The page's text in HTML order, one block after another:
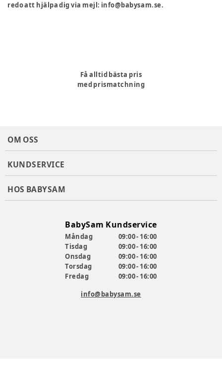
redo att hjälpa dig via mejl: info@babysam.se.
Få alltid bästa pris
med prismatchning
OM OSS
KUNDSERVICE
HOS BABYSAM
BabySam Kundservice
Måndag
09:00 - 16:00
Tisdag
09:00 - 16:00
Onsdag
09:00 - 16:00
Torsdag
09:00 - 16:00
Fredag
09:00 - 16:00
info@babysam.se